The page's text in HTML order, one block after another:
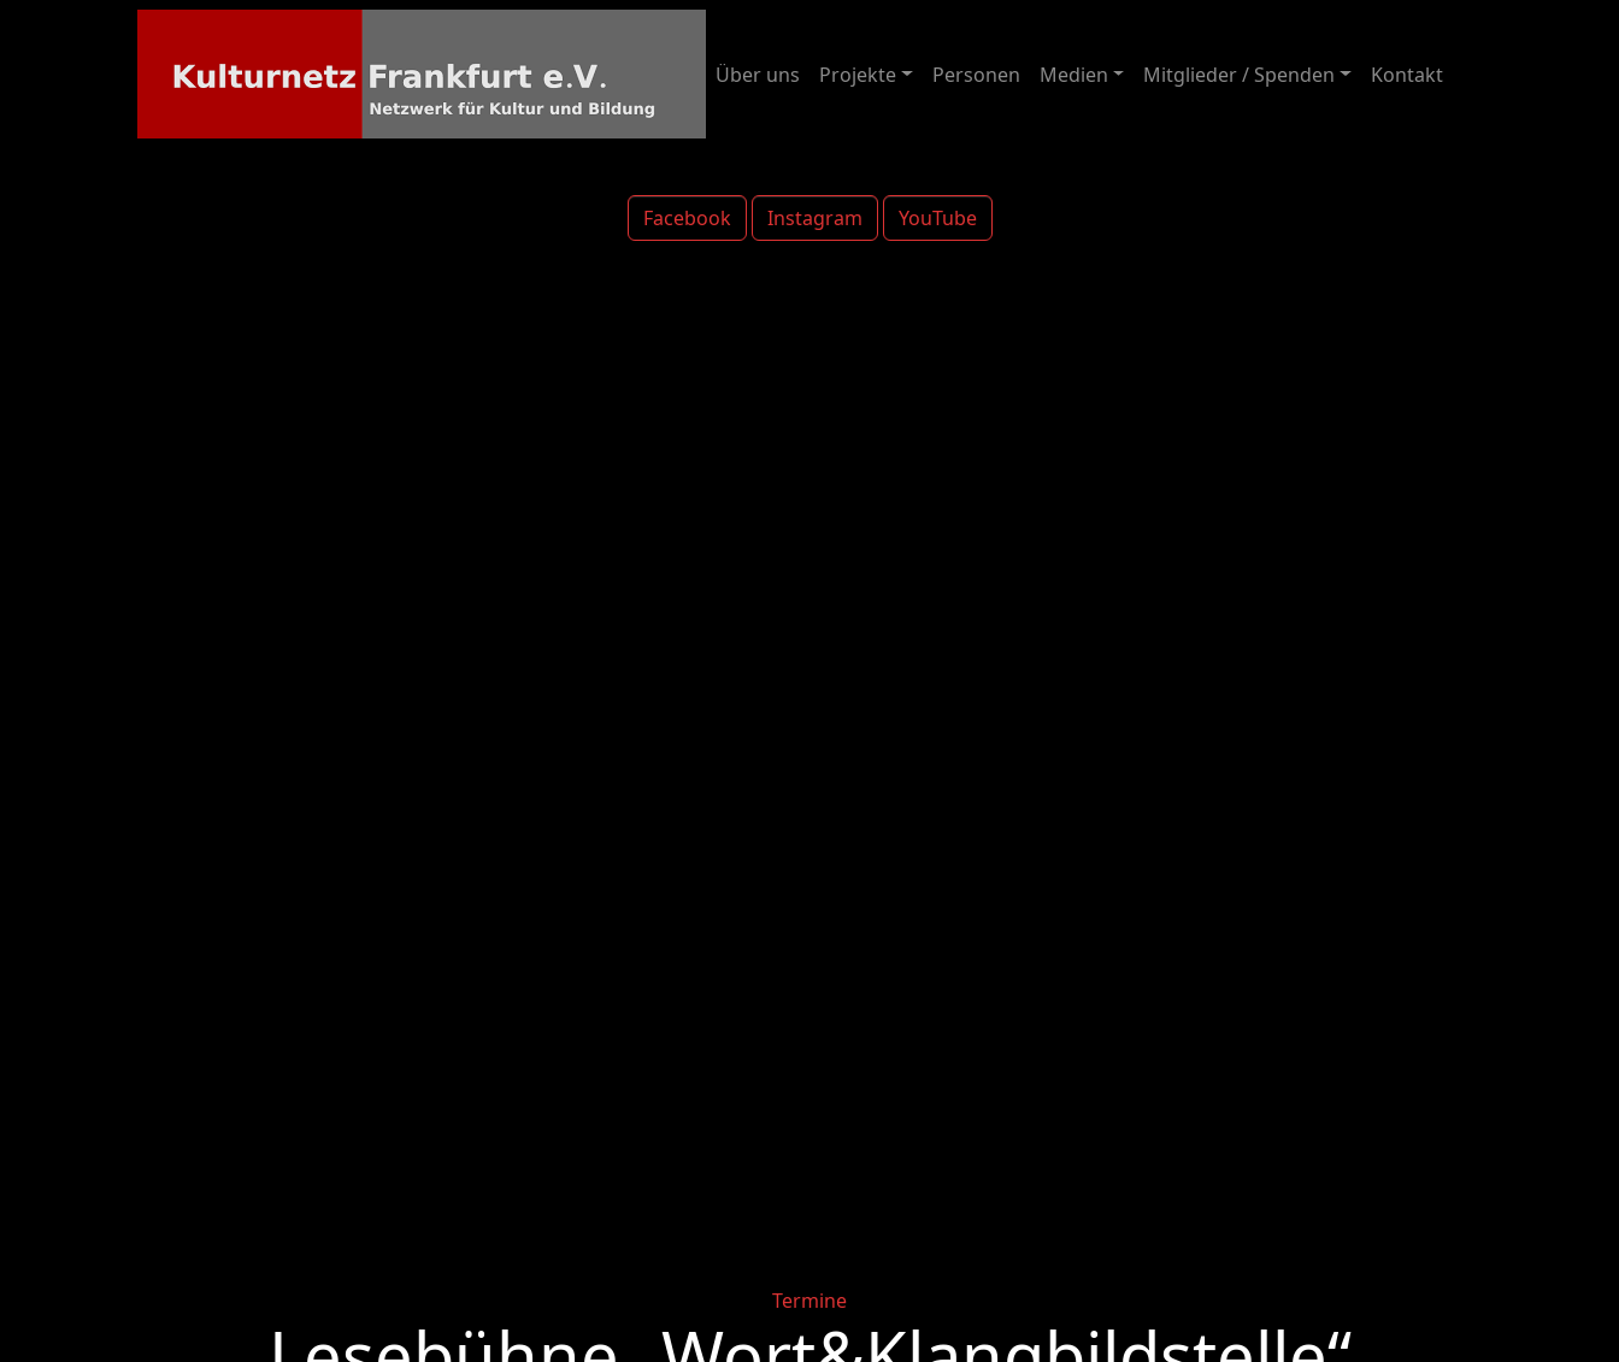
Facebook Instagram YouTube
Über uns Projekte Personen Medien Mitglieder / Spenden Kontakt
Categories
Termine